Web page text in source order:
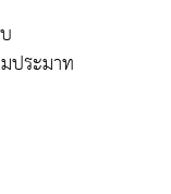
ประมาท